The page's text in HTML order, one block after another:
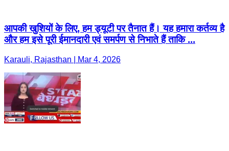
आपकी खुशियों के लिए, हम ड्यूटी पर तैनात हैं। यह हमारा कर्तव्य है
और हम इसे पूरी ईमानदारी एवं समर्पण से निभाते हैं ताकि ...
Karauli, Rajasthan | Mar 4, 2026